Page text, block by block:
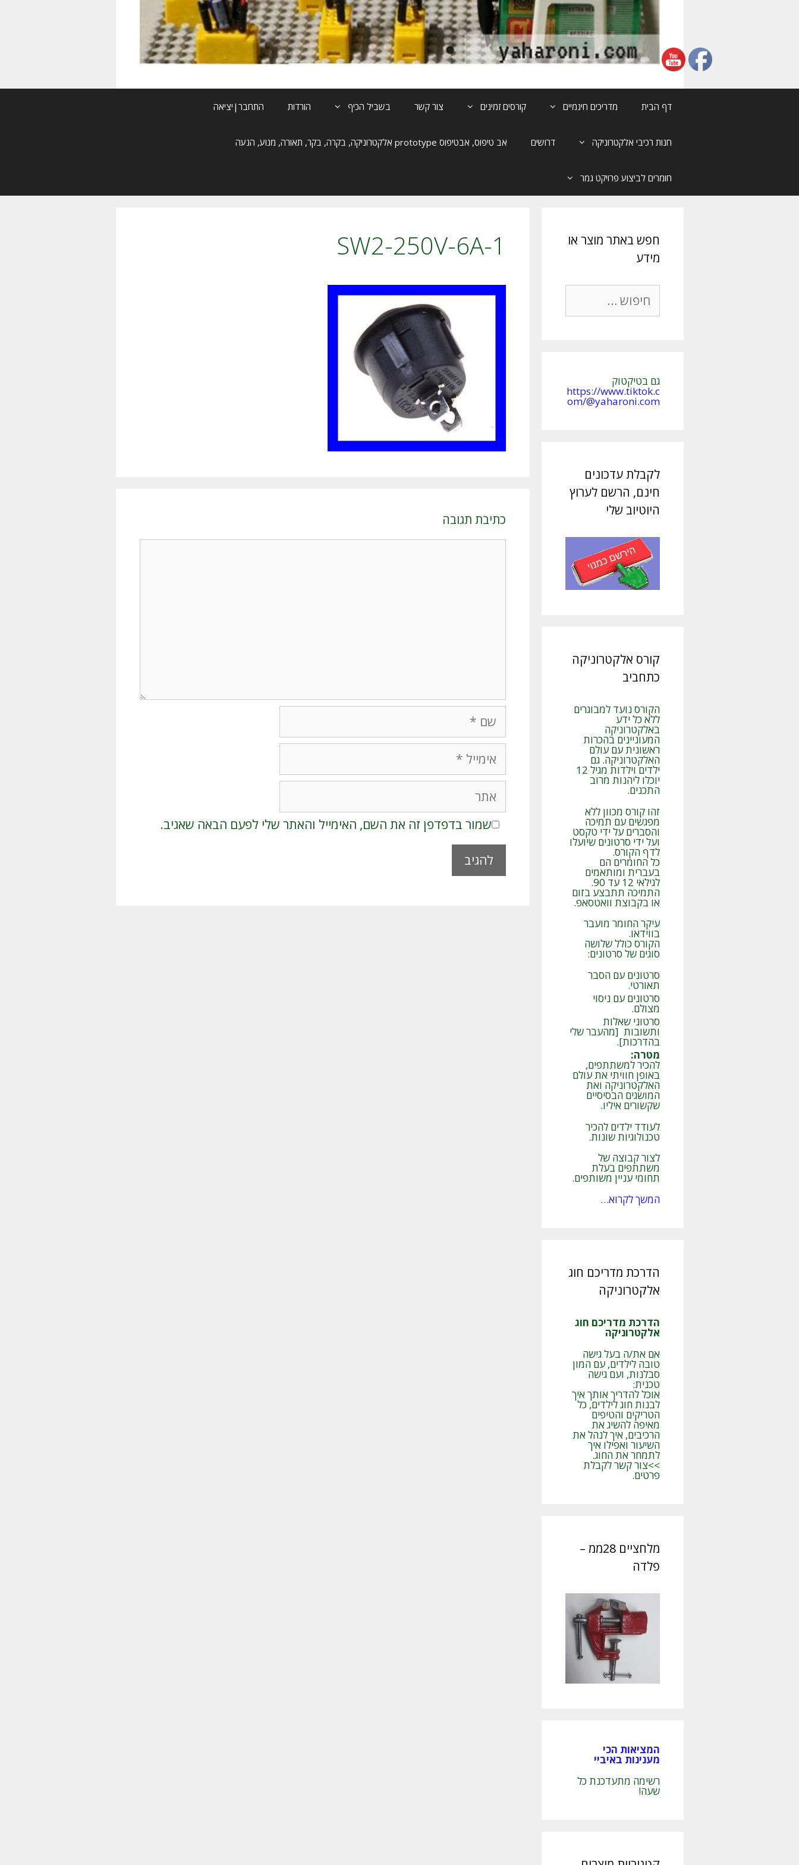
דף הבית מדריכים חינמיים קורסים זמינים צור קשר בשביל הכיף הורדות התחבר|יציאה
חנות רכיבי אלקטרוניקה דרושים אב טיפוס, אבטיפוס prototype אלקטרוניקה, בקרה, בקר, תאורה, מנוע, הנעה
חומרים לביצוע פרויקט גמר
SW2-250V-6A-1
כתיבת תגובה
תגובה
שם
אימייל
אתר
שמור בדפדפן זה את השם, האימייל והאתר שלי לפעם הבאה שאגיב.
חפש באתר מוצר או
מידע
חיפוש:
גם בטיקטוק
https://www.tiktok.c
om/@yaharoni.com
לקבלת עדכונים
חינם, הרשם לערוץ
היוטיוב שלי
קורס אלקטרוניקה
כתחביב
הקורס נועד למבוגרים
ללא כל ידע
באלקטרוניקה
המעוניינים בהכרות
ראשונית עם עולם
האלקטרוניקה. גם
ילדים וילדות מגיל 12
יוכלו ליהנות מרוב
התכנים.
זהו קורס מכוון ללא
מפגשים עם תמיכה
והסברים על ידי טקסט
ועל ידי סרטונים שיועלו
לדף הקורס.
כל החומרים הם
בעברית ומותאמים
לגילאי 12 עד 90.
התמיכה תתבצע בזום
או בקבוצת וואטסאפ.
עיקר החומר מועבר
בווידאו.
הקורס כולל שלושה
סוגים של סרטונים:
סרטונים עם הסבר
תאורטי.
סרטונים עם ניסוי
מצולם.
סרטוני שאלות
ותשובות [מהעבר שלי
בהדרכות].
מטרה:
להכיר למשתתפים,
באופן חוויתי את עולם
האלקטרוניקה ואת
המושגים הבסיסיים
שקשורים איליו.
לעודד ילדים להכיר
טכנולוגיות שונות.
לצור קבוצה של
משתתפים בעלת
תחומי עניין משותפים.
המשך לקרוא…
הדרכת מדריכם חוג
אלקטרוניקה
הדרכת מדריכם חוג
אלקטרוניקה
אם את/ה בעל גישה
טובה לילדים, עם המון
סבלנות, ועם גישה
טכנית:
אוכל להדריך אותך איך
לבנות חוג לילדים, כל
הטריקים והטיפים
מאיפה להשיג את
הרכיבים, איך לנהל את
השיעור ואפילו איך
לתמחר את החוג.
>>צור קשר לקבלת
פרטים.
מלחציים 28ממ –
פלדה
המציאות הכי
מענינות באיביי
רשימה מתעדכנת כל
שעה!